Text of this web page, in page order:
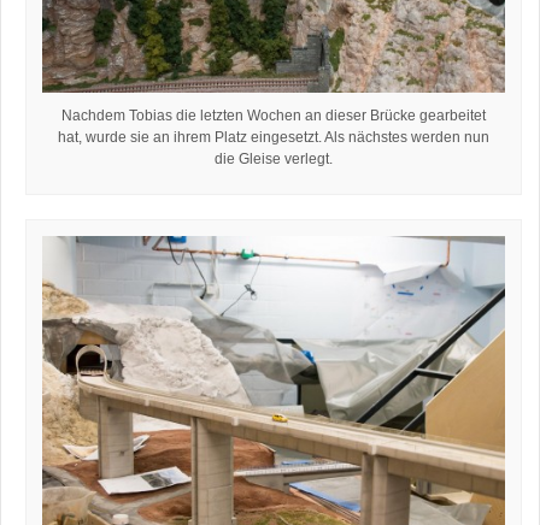
Nachdem Tobias die letzten Wochen an dieser Brücke gearbeitet
hat, wurde sie an ihrem Platz eingesetzt. Als nächstes werden nun
die Gleise verlegt.